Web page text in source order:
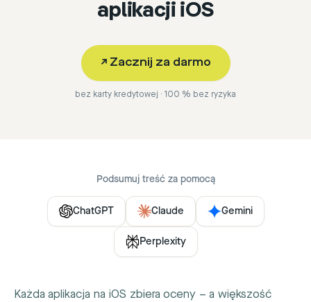
aplikacji iOS
↗ Zacznij za darmo
bez karty kredytowej · 100 % bez ryzyka
Podsumuj treść za pomocą
ChatGPT Claude Gemini
Perplexity
Każda aplikacja na iOS zbiera oceny – a większość